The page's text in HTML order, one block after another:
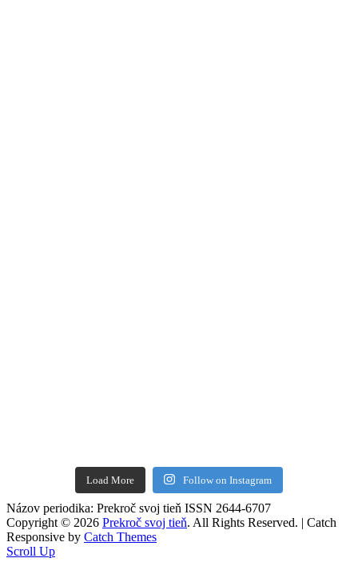
Load More Follow on Instagram
Názov periodika: Prekroč svoj tieň ISSN 2644-6707
Copyright © 2026 Prekroč svoj tieň. All Rights Reserved. | Catch
Responsive by Catch Themes
Scroll Up